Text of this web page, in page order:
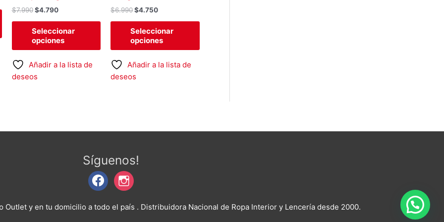
página
producto
$7.990 $4.790
Seleccionar
opciones
página
de
producto
Añadir a la lista de
deseos
$6.990 $4.750
Seleccionar
opciones
de
Añadir a la lista de
deseos
Síguenos!
Outlet y en tu domicilio a todo el país . Distribuidora Nacional de Ropa Interior y Lencería desde 2000.